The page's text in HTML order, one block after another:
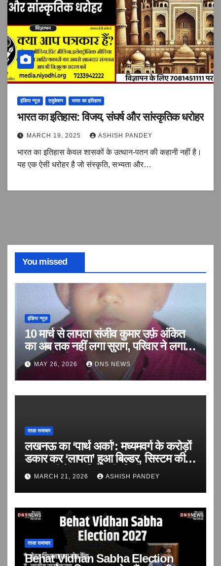
इंडिया न्यूज़ एजुकेशन भारत का इतिहास
भारत का इतिहास: विजय, संघर्ष और सांस्कृतिक धरोहर
MARCH 19, 2025 ASHISH PANDEY
भारत का इतिहास केवल शासकों के उत्थान-पतन की कहानी नहीं है।
यह एक ऐसी धरोहर है जो संस्कृति, सभ्यता और…
You missed
इंडिया न्यूज़
10 मार्च से लापता संजीव कुमार उर्फ़ अंकित
का अब तक नहीं लगा सुराग, परिवार ने लगाई
बरामदगी की गुहार
MAY 26, 2026 DNS NEWS
ताज़ा समाचार
लखनऊ का ‘पार्थ अर्का’: मध्यमवर्ग के करोड़ों
डकार कर ‘लापता’ हुआ बिल्डर, सिस्टम की
सरपरस्ती में आवंटियों की ‘वित्तीय हत्या’!
MARCH 21, 2026 ASHISH PANDEY
ताज़ा समाचार
Behat Vidhan Sabha Election